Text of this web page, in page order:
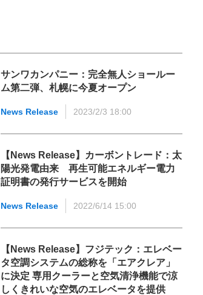
サンワカンパニー：完全無人ショールー
ム第二弾、札幌に今夏オープン
News Release 2023/2/3 18:00
【News Release】カーボントレード：太
陽光発電由来 再生可能エネルギー電力
証明書の発行サービスを開始
News Release 2022/6/14 15:00
【News Release】フジテック：エレベー
タ空調システムの総称を「エアクレア」
に決定 専用クーラーと空気清浄機能で涼
しくきれいな空気のエレベータを提供